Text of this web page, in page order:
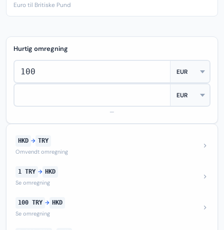
Euro til Britiske Pund
Hurtig omregning
—
HKD → TRY
Omvendt omregning
1 TRY → HKD
Se omregning
100 TRY → HKD
Se omregning